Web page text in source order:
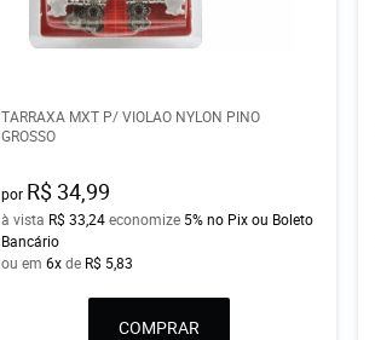
TARRAXA MXT P/ VIOLAO NYLON PINO
GROSSO
por R$ 34,99
à vista R$ 33,24economize 5% no Pix ou Boleto
Bancário
ou em6xde R$ 5,83
COMPRAR